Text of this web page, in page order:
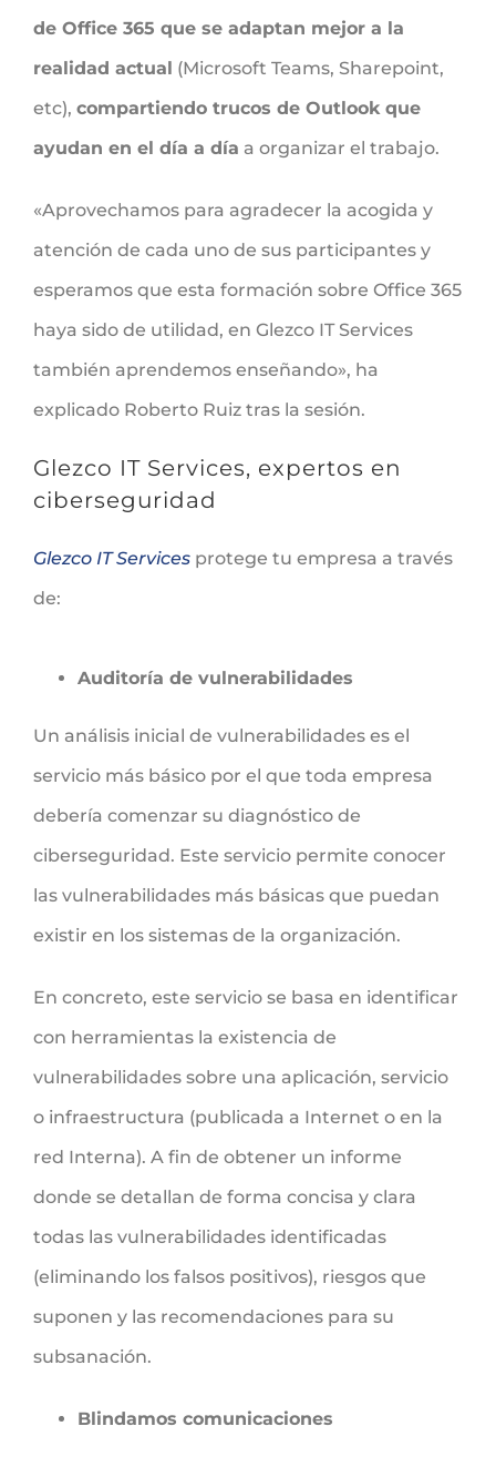
de Office 365 que se adaptan mejor a la
realidad actual (Microsoft Teams, Sharepoint,
etc), compartiendo trucos de Outlook que
ayudan en el día a día a organizar el trabajo.
«Aprovechamos para agradecer la acogida y
atención de cada uno de sus participantes y
esperamos que esta formación sobre Office 365
haya sido de utilidad, en Glezco IT Services
también aprendemos enseñando», ha
explicado Roberto Ruiz tras la sesión.
Glezco IT Services, expertos en
ciberseguridad
Glezco IT Services protege tu empresa a través
de:
Auditoría de vulnerabilidades
Un análisis inicial de vulnerabilidades es el
servicio más básico por el que toda empresa
debería comenzar su diagnóstico de
ciberseguridad. Este servicio permite conocer
las vulnerabilidades más básicas que puedan
existir en los sistemas de la organización.
En concreto, este servicio se basa en identificar
con herramientas la existencia de
vulnerabilidades sobre una aplicación, servicio
o infraestructura (publicada a Internet o en la
red Interna). A fin de obtener un informe
donde se detallan de forma concisa y clara
todas las vulnerabilidades identificadas
(eliminando los falsos positivos), riesgos que
suponen y las recomendaciones para su
subsanación.
Blindamos comunicaciones